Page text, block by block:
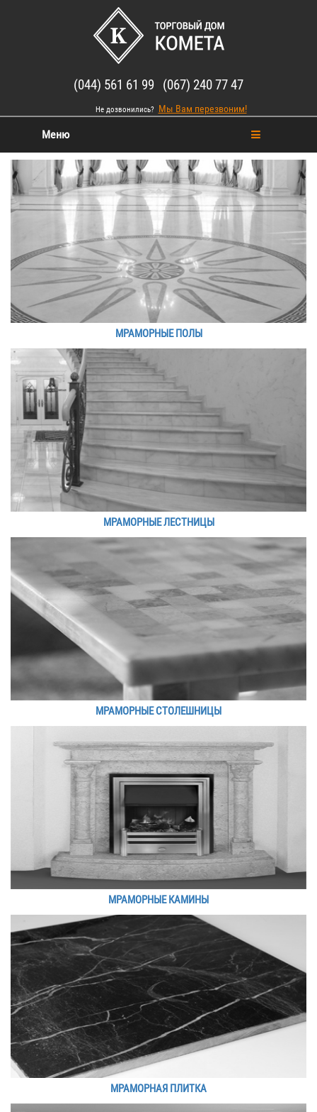
(044) 561 61 99 (067) 240 77 47
Не дозвонились? Мы Вам перезвоним!
Меню
МРАМОРНЫЕ ПОЛЫ
МРАМОРНЫЕ ЛЕСТНИЦЫ
МРАМОРНЫЕ СТОЛЕШНИЦЫ
МРАМОРНЫЕ КАМИНЫ
МРАМОРНАЯ ПЛИТКА